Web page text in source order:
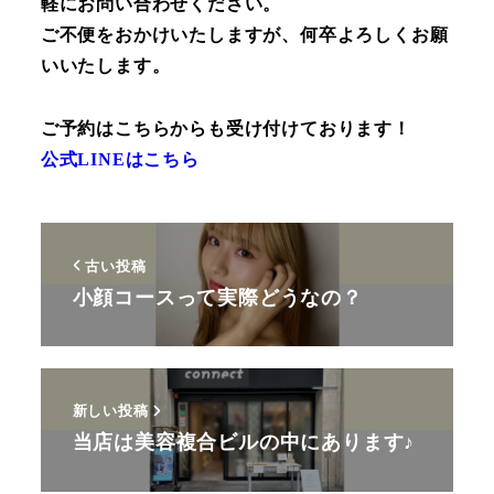
軽にお問い合わせください。
ご不便をおかけいたしますが、何卒よろしくお願
いいたします。
ご予約はこちらからも受け付けております！
公式LINEはこちら
古い投稿
小顔コースって実際どうなの？
新しい投稿
当店は美容複合ビルの中にあります♪